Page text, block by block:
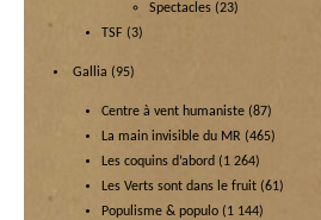
Spectacles (23)
TSF (3)
Gallia (95)
Centre à vent humaniste (87)
La main invisible du MR (465)
Les coquins d’abord (1 264)
Les Verts sont dans le fruit (61)
Populisme & populo (1 144)